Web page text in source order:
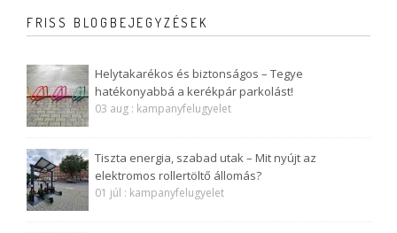
FRISS BLOGBEJEGYZÉSEK
Helytakarékos és biztonságos – Tegye
hatékonyabbá a kerékpár parkolást!
03 aug : kampanyfelugyelet
Tiszta energia, szabad utak – Mit nyújt az
elektromos rollertöltő állomás?
01 júl : kampanyfelugyelet